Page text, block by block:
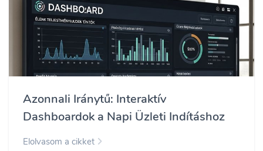
Azonnali Iránytű: Interaktív
Dashboardok a Napi Üzleti Indításhoz
Elolvasom a cikket